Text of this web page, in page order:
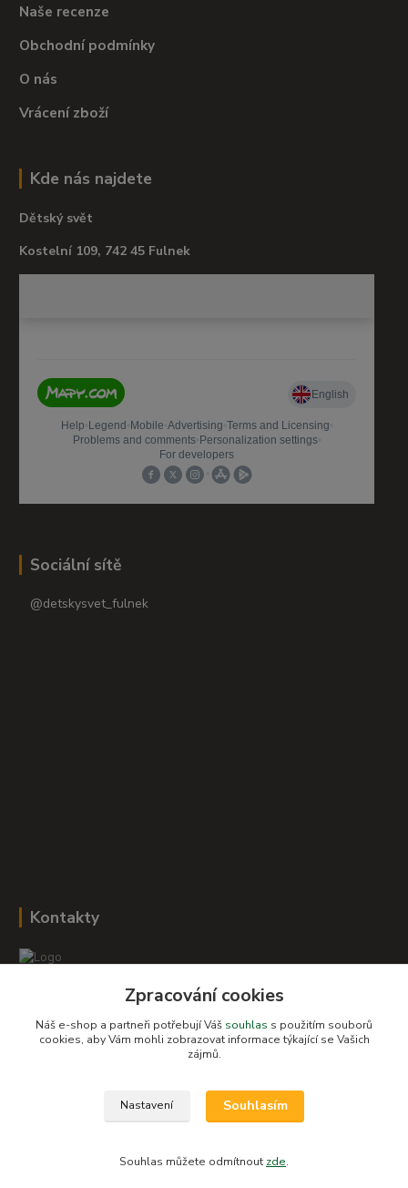
Naše recenze
Obchodní podmínky
O nás
Vrácení zboží
Kde nás najdete
Dětský svět
Kostelní 109, 742 45 Fulnek
Sociální sítě
@detskysvet_fulnek
Kontakty
+420 604 278 943
obchod-detskysvet@seznam.cz
Zpracování cookies
Náš e-shop a partneři potřebují Váš souhlas s použitím souborů
cookies, aby Vám mohli zobrazovat informace týkající se Vašich
zájmů.
Nastavení Souhlasím
Souhlas můžete odmítnout zde.